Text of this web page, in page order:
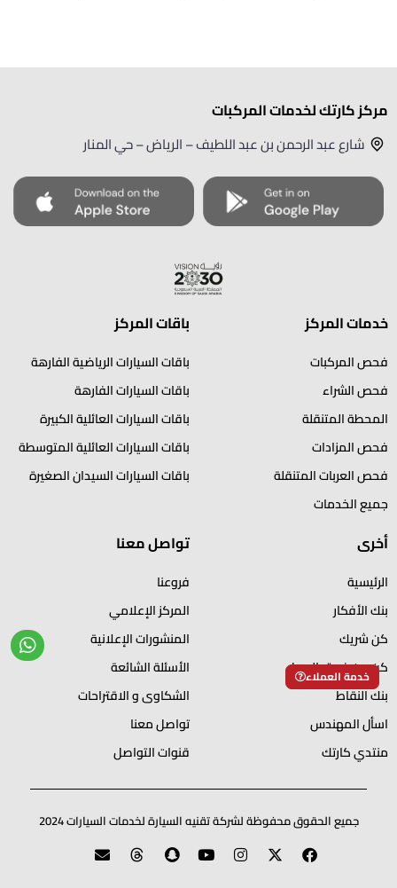
خدمة العملاء
مركز كارتك لخدمات المركبات
شارع عبد الرحمن بن عبد اللطيف – الرياض – حي المنار
خدمات المركز
فحص المركبات
فحص الشراء
المحطة المتنقلة
فحص المزادات
فحص العربات المتنقلة
جميع الخدمات
باقات المركز
باقات السيارات الرياضية الفارهة
باقات السيارات الفارهة
باقات السيارات العائلية الكبيرة
باقات السيارات العائلية المتوسطة
باقات السيارات السيدان الصغيرة
أخرى
الرئيسية
بنك الأفكار
كن شريك
كن من فريق العمل
بنك النقاط
اسأل المهندس
منتدي كارتك
تواصل معنا
فروعنا
المركز الإعلامي
المنشورات الإعلانية
الأسئلة الشائعة
الشكاوى و الاقتراحات
تواصل معنا
قنوات التواصل
جميع الحقوق محفوظة لشركة تقنيه السيارة لخدمات السيارات 2024